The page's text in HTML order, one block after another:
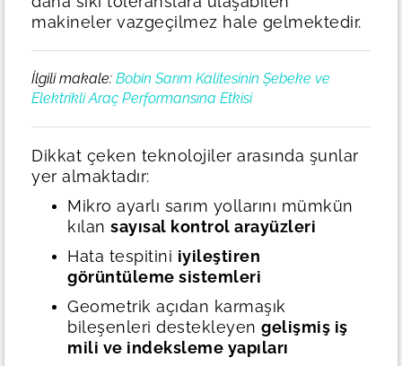
makineler vazgeçilmez hale gelmektedir.
İlgili makale: Bobin Sarım Kalitesinin Şebeke ve
Elektrikli Araç Performansına Etkisi
Dikkat çeken teknolojiler arasında şunlar
yer almaktadır:
Mikro ayarlı sarım yollarını mümkün
kılan sayısal kontrol arayüzleri
Hata tespitini iyileştiren
görüntüleme sistemleri
Geometrik açıdan karmaşık
bileşenleri destekleyen gelişmiş iş
mili ve indeksleme yapıları